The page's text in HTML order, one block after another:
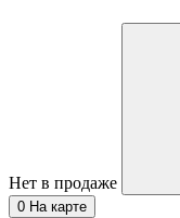
Нет в продаже
0 На карте